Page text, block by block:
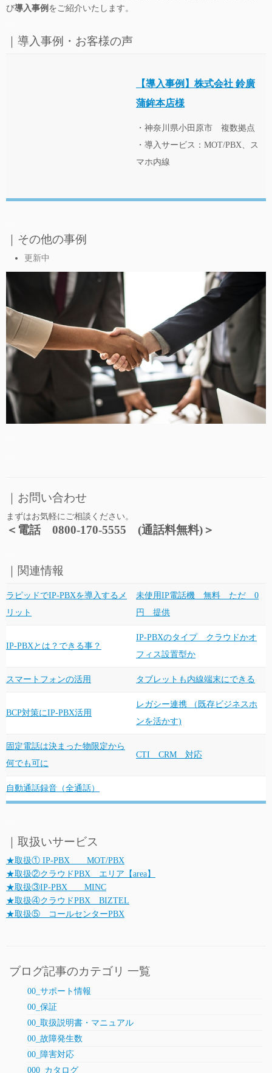
び導入事例 をご紹介いたします。
｜導入事例・お客様の声
【導入事例】株式会社 鈴廣
蒲鉾本店様
・神奈川県小田原市 複数拠点
・導入サービス：MOT/PBX、ス
マホ内線
｜その他の事例
更新中
｜お問い合わせ
まずはお気軽にご相談ください。
＜電話 0800-170-5555 (通話料無料)＞
｜関連情報
ラピッドでIP-PBXを導入するメ
リット
未使用IP電話機 無料 ただ 0
円 提供
IP-PBXとは？できる事？
IP-PBXのタイプ クラウドかオ
フィス設置型か
スマートフォンの活用 タブレットも内線端末にできる
BCP対策にIP-PBX活用
レガシー連携 （既存ビジネスホ
ンを活かす)
固定電話は決まった物限定から
何でも可に
CTI CRM 対応
自動通話録音（全通話）
｜取扱いサービス
★取扱① IP-PBX MOT/PBX
★取扱②クラウドPBX エリア【area】
★取扱③IP-PBX MINC
★取扱④クラウドPBX BIZTEL
★取扱⑤ コールセンターPBX
ブログ記事のカテゴリ 一覧
00_サポート情報
00_保証
00_取扱説明書・マニュアル
00_故障発生数
00_障害対応
000_カタログ